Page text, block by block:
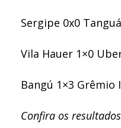
Sergipe 0x0 Tanguá
Vila Hauer 1×0
Bangú 1×3 Grêmio
Confira os